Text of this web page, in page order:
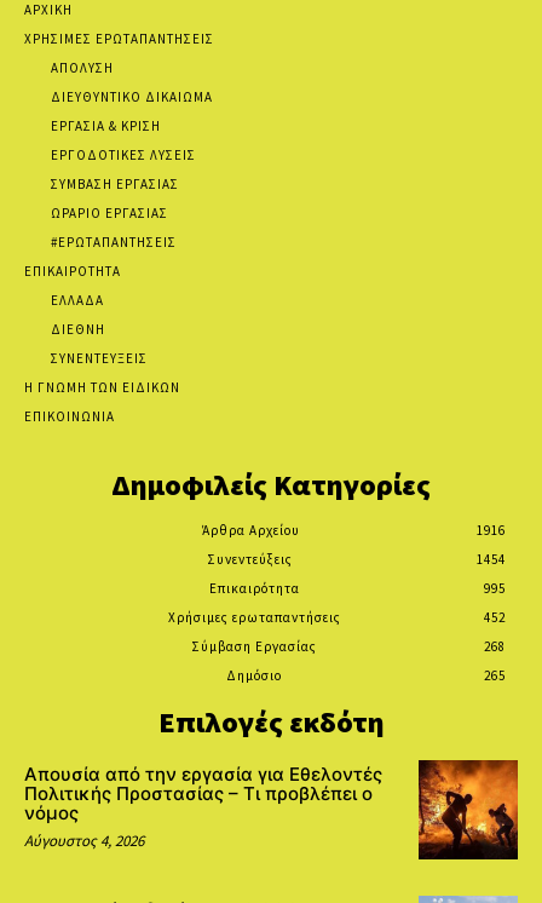
ΑΡΧΙΚΗ
ΧΡΗΣΙΜΕΣ ΕΡΩΤΑΠΑΝΤΗΣΕΙΣ
ΑΠΟΛΥΣΗ
ΔΙΕΥΘΥΝΤΙΚΟ ΔΙΚΑΙΩΜΑ
ΕΡΓΑΣΙΑ & ΚΡΙΣΗ
ΕΡΓΟΔΟΤΙΚΕΣ ΛΥΣΕΙΣ
ΣΥΜΒΑΣΗ ΕΡΓΑΣΙΑΣ
ΩΡΑΡΙΟ ΕΡΓΑΣΙΑΣ
#ΕΡΩΤΑΠΑΝΤΗΣΕΙΣ
ΕΠΙΚΑΙΡΟΤΗΤΑ
ΕΛΛΑΔΑ
ΔΙΕΘΝΗ
ΣΥΝΕΝΤΕΥΞΕΙΣ
Η ΓΝΩΜΗ ΤΩΝ ΕΙΔΙΚΩΝ
ΕΠΙΚΟΙΝΩΝΙΑ
Δημοφιλείς Κατηγορίες
Άρθρα Αρχείου
1916
Συνεντεύξεις
1454
Επικαιρότητα
995
Χρήσιμες ερωταπαντήσεις
452
Σύμβαση Εργασίας
268
Δημόσιο
265
Επιλογές εκδότη
Απουσία από την εργασία για Εθελοντές
Πολιτικής Προστασίας – Τι προβλέπει ο
νόμος
Αύγουστος 4, 2026